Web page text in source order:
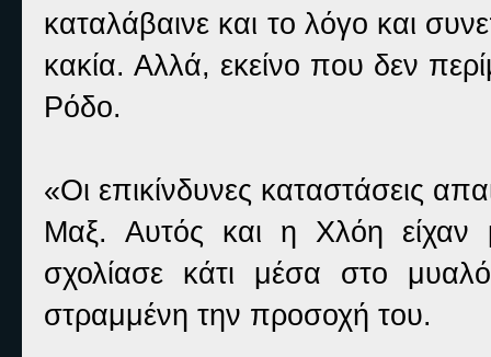
καταλάβαινε και το λόγο και
κακία. Αλλά, εκείνο που δεν
Ρόδο.
«Οι επικίνδυνες καταστάσεις
Μαξ. Αυτός και η Χλόη είχαν
σχολίασε κάτι μέσα στο
στραμμένη την προσοχή του.